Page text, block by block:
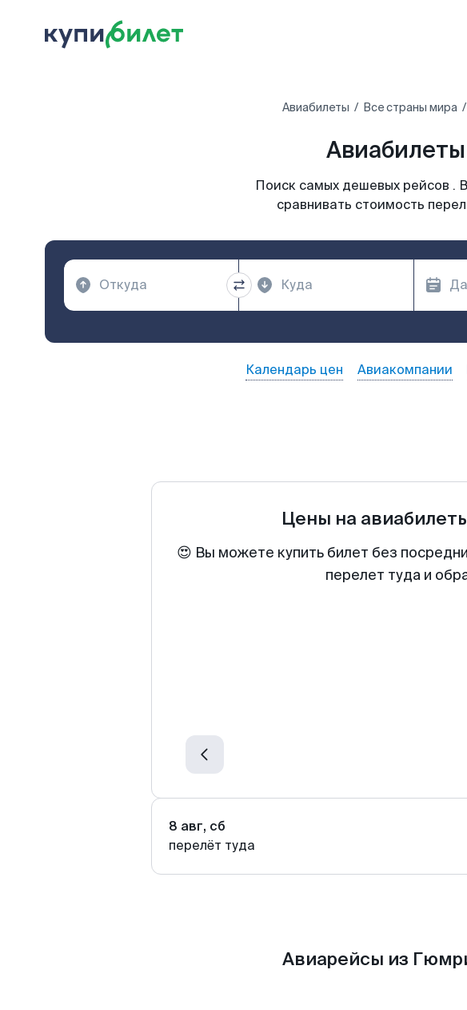
Авиабилеты Все страны мира
Поиск самых дешевых рейсов .
сравнивать стоимость
Календарь цен Авиакомпании
Цены на
😍 Вы можете купить билет без
перелет туда и
8 авг, сб
перелёт туда
Авиарейсы из